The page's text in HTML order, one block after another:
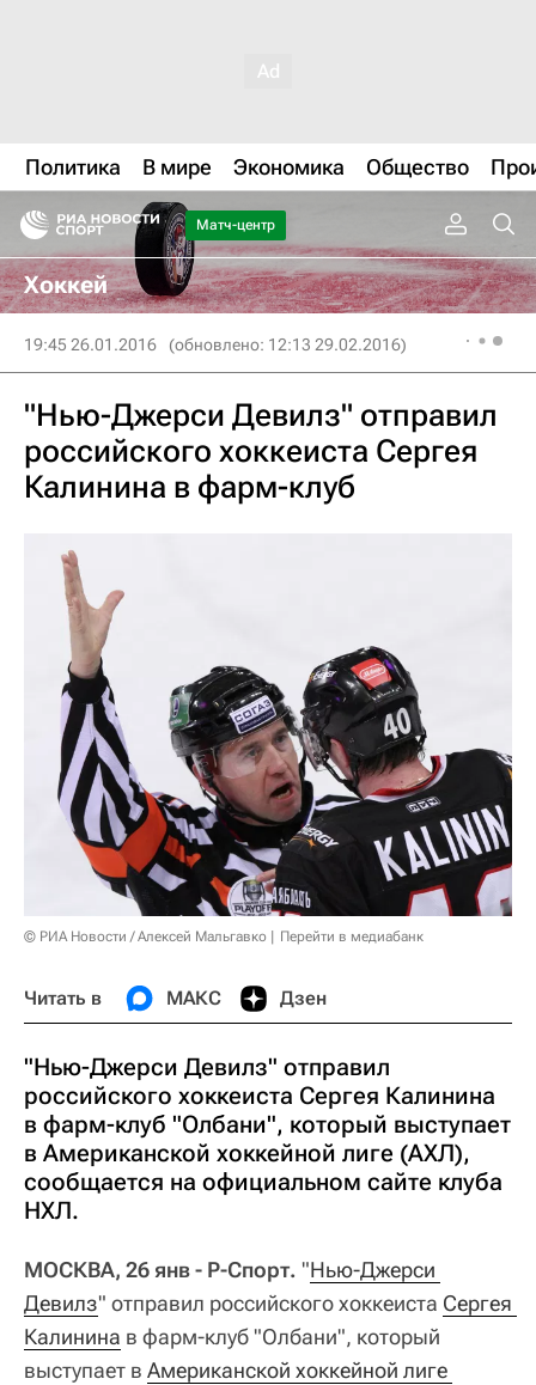
Политика В мире Экономика Общество
Матч-центр
Хоккей
19:45 26.01.2016 (обновлено: 12:13 29.02.2016)
"Нью-Джерси Девилз" отправил
российского хоккеиста Сергея
Калинина в фарм-клуб
© РИА Новости / Алексей Мальгавко Перейти в медиабанк
Читать в МАКС Дзен
"Нью-Джерси Девилз" отправил
российского хоккеиста Сергея Калинина
в фарм-клуб "Олбани", который выступает
в Американской хоккейной лиге (АХЛ),
сообщается на официальном сайте клуба
НХЛ.
МОСКВА, 26 янв - Р-Спорт. "Нью-Джерси
Девилз" отправил российского хоккеиста Сергея
Калинина в фарм-клуб "Олбани", который
выступает в Американской хоккейной лиге